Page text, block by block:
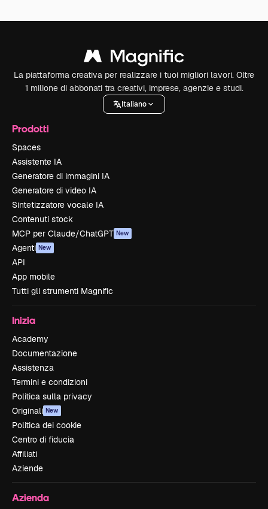
La piattaforma creativa per realizzare i tuoi migliori lavori. Oltre
1 milione di abbonati tra creativi, imprese, agenzie e studi.
Italiano
Prodotti
Spaces
Assistente IA
Generatore di immagini IA
Generatore di video IA
Sintetizzatore vocale IA
Contenuti stock
MCP per Claude/ChatGPT New
Agenti New
API
App mobile
Tutti gli strumenti Magnific
Inizia
Academy
Documentazione
Assistenza
Termini e condizioni
Politica sulla privacy
Originali New
Politica dei cookie
Centro di fiducia
Affiliati
Aziende
Azienda